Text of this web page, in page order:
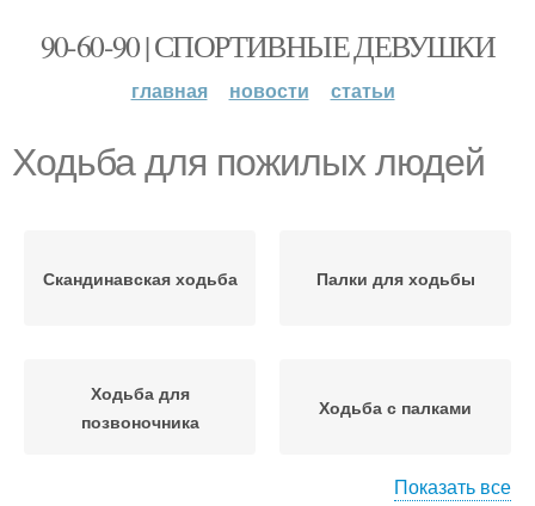
90-60-90 | СПОРТИВНЫЕ ДЕВУШКИ
главная новости статьи
Ходьба для пожилых людей
Скандинавская ходьба Палки для ходьбы
Ходьба для
позвоночника
Ходьба с палками
Показать все